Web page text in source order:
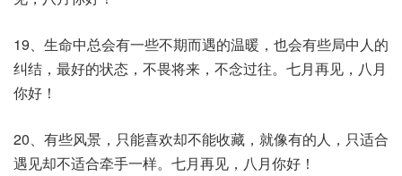
19、生命中总会有一些不期而遇的温暖，也会有些局中人的
纠结，最好的状态，不畏将来，不念过往。七月再见，八月
你好！
20、有些风景，只能喜欢却不能收藏，就像有的人，只适合
遇见却不适合牵手一样。七月再见，八月你好！